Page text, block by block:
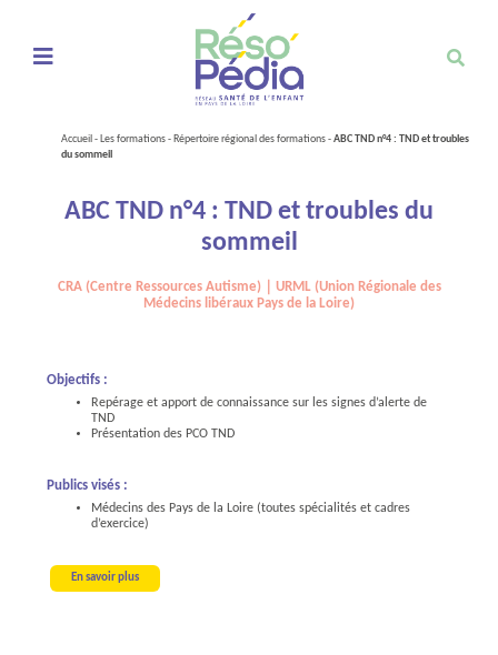
Ouvrir le menu de navigation mobile
Accueil - Les formations - Répertoire régional des formations - ABC TND n°4 : TND et troubles
du sommeil
ABC TND n°4 : TND et troubles du
sommeil
CRA (Centre Ressources Autisme)｜URML (Union Régionale des
Médecins libéraux Pays de la Loire)
Objectifs :
Repérage et apport de connaissance sur les signes d’alerte de
TND
Présentation des PCO TND
Publics visés :
Médecins des Pays de la Loire (toutes spécialités et cadres
d’exercice)
En savoir plus